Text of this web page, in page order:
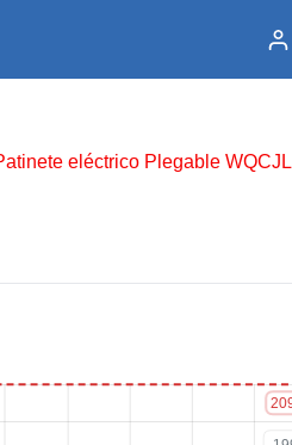
eléctrico Plegable WQCJL